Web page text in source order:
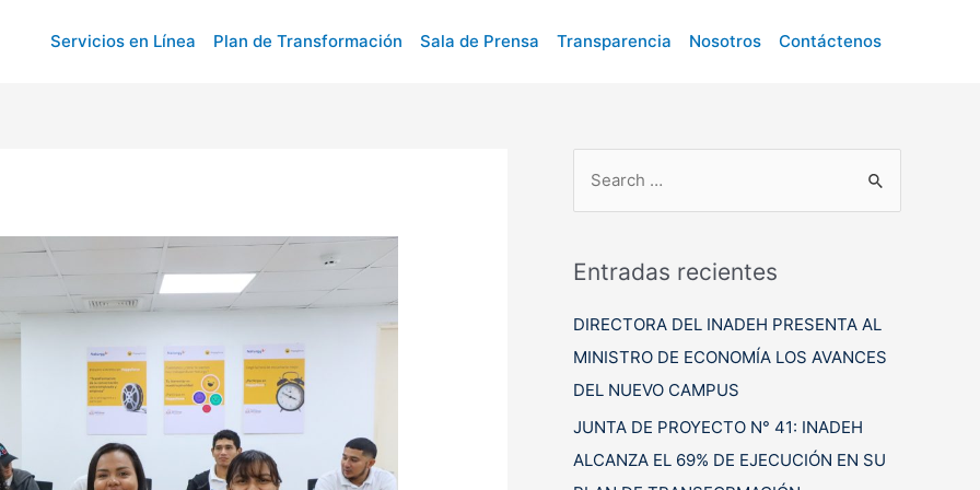
Servicios en Línea Plan de Transformación Sala de Prensa Transparencia Nosotros Contáctenos
c
r
p
o
r
:
Entradas recientes
DIRECTORA DEL INADEH PRESENTA AL
MINISTRO DE ECONOMÍA LOS AVANCES
DEL NUEVO CAMPUS
JUNTA DE PROYECTO N° 41: INADEH
ALCANZA EL 69% DE EJECUCIÓN EN SU